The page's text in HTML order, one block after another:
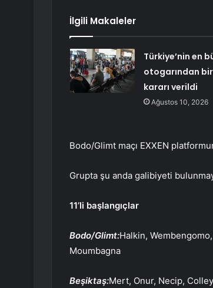
İlgili Makaleler
Türkiye’nin en
otogarından
kararı verildi
Ağustos 10, 2026
Bodo/Glimt maçı EXXEN
Grupta şu anda galibiyeti
11’li başlangıçlar
Bodo/Glimt:Halkin,
Moumbagna
Beşiktaş:Mert, Onur, Necip,